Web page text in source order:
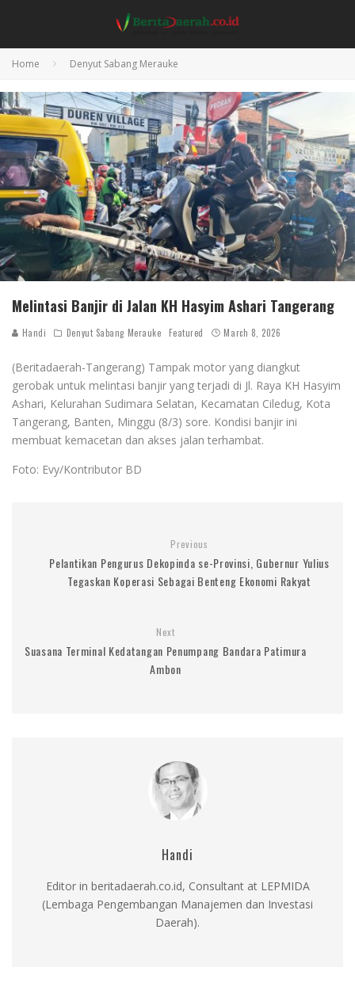
Home Denyut Sabang Merauke
Melintasi Banjir di Jalan KH Hasyim Ashari Tangerang
Handi Denyut Sabang Merauke Featured March 8, 2026
(Beritadaerah-Tangerang) Tampak motor yang diangkut
gerobak untuk melintasi banjir yang terjadi di Jl. Raya KH Hasyim
Ashari, Kelurahan Sudimara Selatan, Kecamatan Ciledug, Kota
Tangerang, Banten, Minggu (8/3) sore. Kondisi banjir ini
membuat kemacetan dan akses jalan terhambat.
Foto: Evy/Kontributor BD
Previous
Pelantikan Pengurus Dekopinda se-Provinsi, Gubernur Yulius
Tegaskan Koperasi Sebagai Benteng Ekonomi Rakyat
Next
Suasana Terminal Kedatangan Penumpang Bandara Patimura
Ambon
Handi
Editor in beritadaerah.co.id, Consultant at LEPMIDA
(Lembaga Pengembangan Manajemen dan Investasi
Daerah).